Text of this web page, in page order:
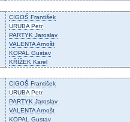
CIGOŠ František
URUBAPetr
PARTYK Jaroslav
VALENTAArnošt
KOPAL Gustav
KŘÍŽEK Karel
CIGOŠ František
URUBAPetr
PARTYK Jaroslav
VALENTAArnošt
KOPAL Gustav